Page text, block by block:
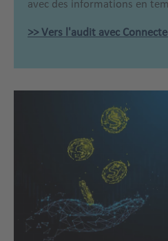
avec des informations en
>> Vers l'audit avec